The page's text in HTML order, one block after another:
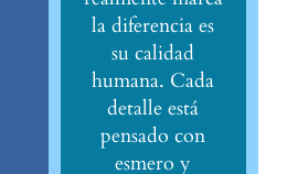
la diferencia es
su calidad
humana. Cada
detalle está
pensado con
esmero y